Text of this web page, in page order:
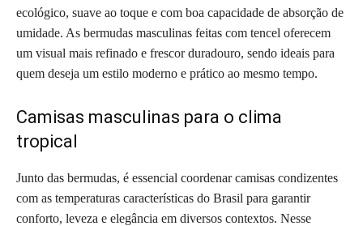
ecológico, suave ao toque e com boa capacidade de absorção de
umidade. As bermudas masculinas feitas com tencel oferecem
um visual mais refinado e frescor duradouro, sendo ideais para
quem deseja um estilo moderno e prático ao mesmo tempo.
Camisas masculinas para o clima
tropical
Junto das bermudas, é essencial coordenar camisas condizentes
com as temperaturas características do Brasil para garantir
conforto, leveza e elegância em diversos contextos. Nesse